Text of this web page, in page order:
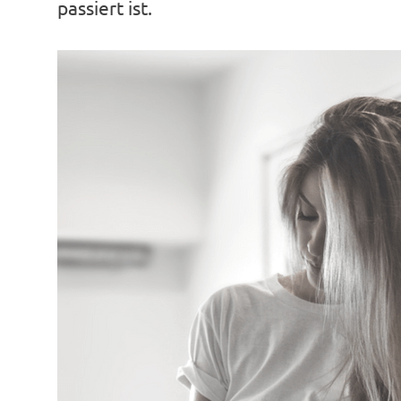
passiert ist.